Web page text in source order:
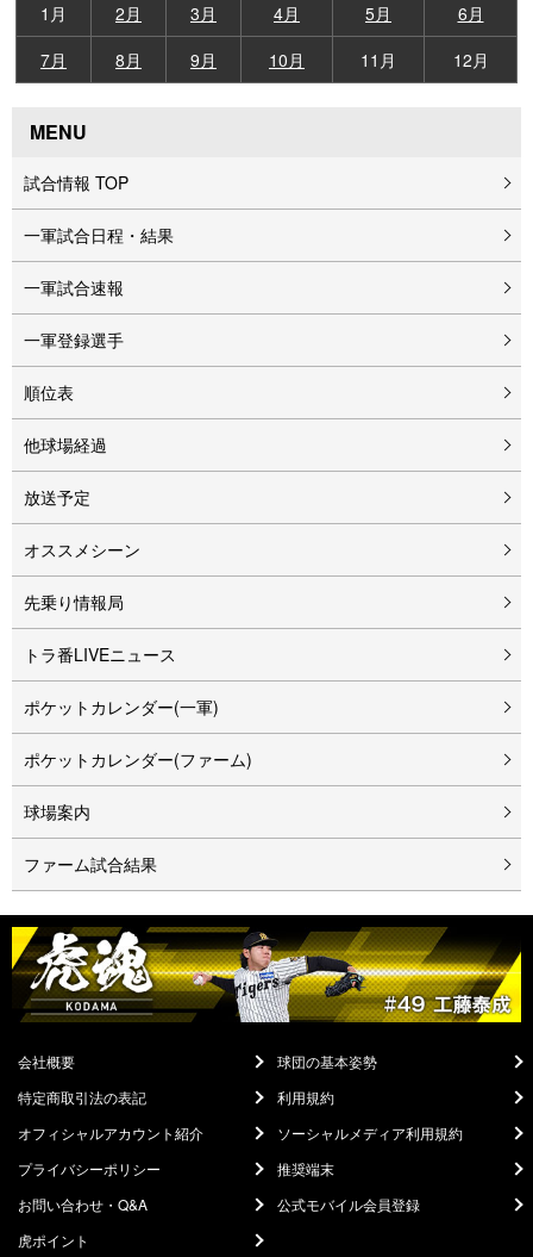
1月 2月 3月 4月 5月
6月
7月
8月 9月 10月 11月 12月
MENU
試合情報 TOP
一軍試合日程・結果
一軍試合速報
一軍登録選手
順位表
他球場経過
放送予定
オススメシーン
先乗り情報局
トラ番LIVEニュース
ポケットカレンダー(一軍)
ポケットカレンダー(ファーム)
球場案内
ファーム試合結果
会社概要
球団の基本姿勢
特定商取引法の表記
利用規約
オフィシャルアカウント紹介
ソーシャルメディア利用規約
プライバシーポリシー
推奨端末
お問い合わせ・Q&A
公式モバイル会員登録
虎ポイント